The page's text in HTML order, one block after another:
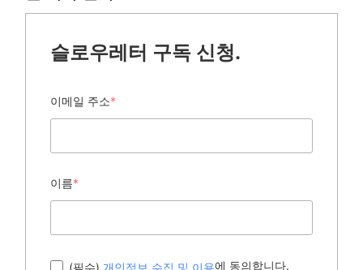
슬로우레터 구독 신청.
이메일 주소*
이름*
(필수) 개인정보 수집 및 이용에 동의합니다.